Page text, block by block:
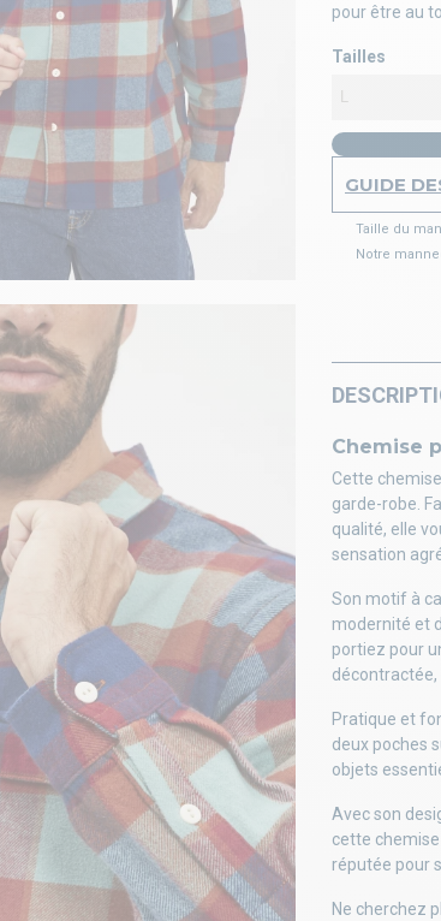
pour être au
Tailles
GUIDE
Taille du
Notre
Chemise
Cette
garde-robe.
qualité, elle
sensation
Son motif à
modernité et
portiez pour
décontractée,
Pratique et
deux poches
objets
Avec son
cette
réputée pour
Ne cherchez